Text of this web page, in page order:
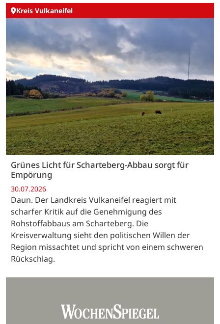
Kreis Vulkaneifel
Grünes Licht für Scharteberg-Abbau sorgt für
Empörung
30.07.2026
Daun. Der Landkreis Vulkaneifel reagiert mit
scharfer Kritik auf die Genehmigung des
Rohstoffabbaus am Scharteberg. Die
Kreisverwaltung sieht den politischen Willen der
Region missachtet und spricht von einem schweren
Rückschlag.